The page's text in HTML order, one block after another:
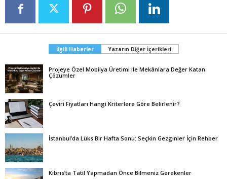
İlgili Haberler Yazarın Diğer İçerikleri
Projeye Özel Mobilya Üretimi ile Mekânlara Değer Katan
Çözümler
Çeviri Fiyatları Hangi Kriterlere Göre Belirlenir?
İstanbul’da Lüks Bir Hafta Sonu: Seçkin Gezginler İçin Rehber
Kıbrıs’ta Tatil Yapmadan Önce Bilmeniz Gerekenler